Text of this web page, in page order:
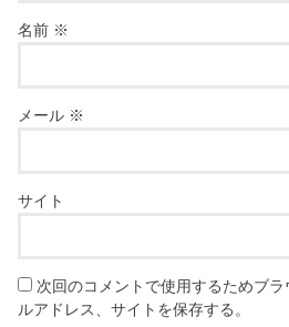
名前 ※
メール ※
サイト
次回のコメントで使用するためブ
ルアドレス、サイトを保存する。